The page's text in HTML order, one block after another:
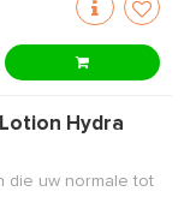
Hydra
die uw normale tot